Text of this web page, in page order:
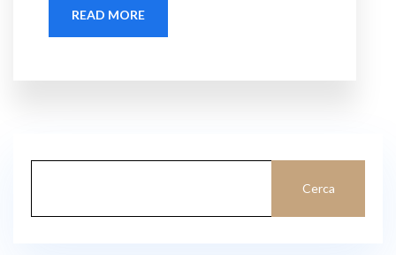
READ MORE
Cerca